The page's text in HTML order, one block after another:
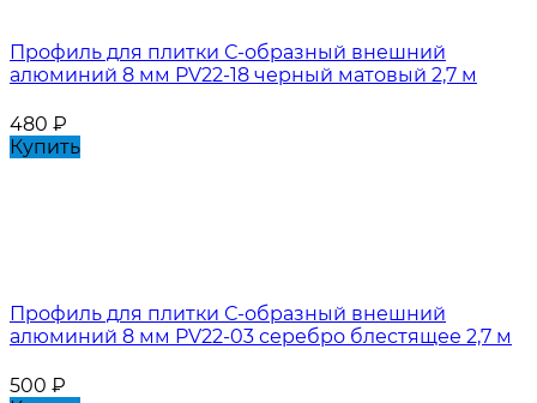
Профиль для плитки С-образный внешний
алюминий 8 мм PV22-18 черный матовый 2,7 м
480 ₽
Купить
Профиль для плитки С-образный внешний
алюминий 8 мм PV22-03 серебро блестящее 2,7 м
500 ₽